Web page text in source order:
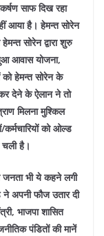
साफ दिख रहा
आया है। हेमन्त सोरेन
सोरेन द्वारा शुरु
आवास योजना,
को हेमन्त सोरेन के
देने के ऐलान ने तो
मिलना मुश्किल
को ओल्ड
है।
जनता भी ये कहने लगी
अपनी फौज उतार दी
भाजपा शासित
पंडितों की मानें